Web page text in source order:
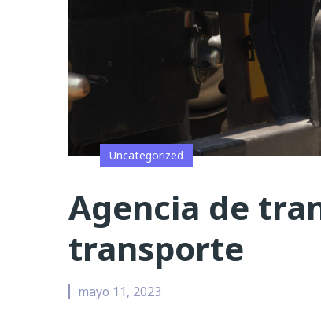
Uncategorized
Agencia de
transporte
mayo 11, 2023